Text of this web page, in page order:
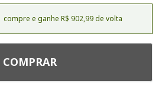
compre e ganhe R$ 902,99 de volta
COMPRAR